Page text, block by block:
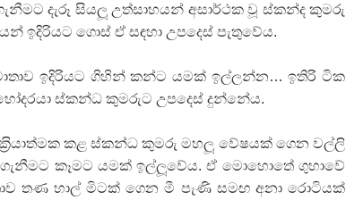
දැරූ සියලූ උත්සාහයන් අසාර්ථක වූ ස්කන්ද කුමරු
ඉදිරියට ගොස් ඒ සඳහා උපදෙස් පැතුවේය.
ඉදිරියට ගිහින් කන්ට යමක් ඉල්ලන්න… ඉතිරි ටික
ස්කන්ධ කුමරුට උපදෙස් දුන්නේය.
කළ ස්කන්ධ කුමරු මහලූ වේෂයක් ගෙන වල්ලි
කෑමට යමක් ඉල්ලූවේය. ඒ මොහොතේ ගුහාවේ
තණ හාල් මිටක් ගෙන මී පැණි සමඟ අනා රොටියක්